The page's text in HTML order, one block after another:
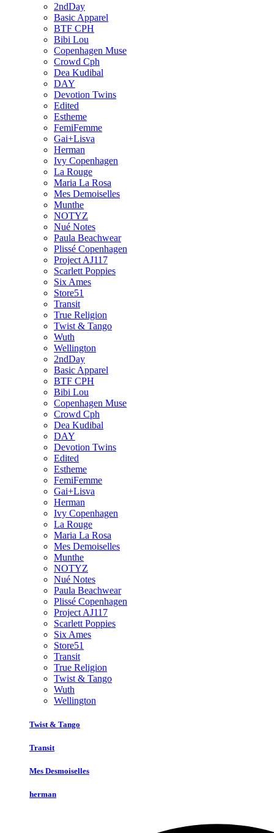
2ndDay
Basic Apparel
BTF CPH
Bibi Lou
Copenhagen Muse
Crowd Cph
Dea Kudibal
DAY
Devotion Twins
Edited
Estheme
FemiFemme
Gai+Lisva
Herman
Ivy Copenhagen
La Rouge
Maria La Rosa
Mes Demoiselles
Munthe
NOTYZ
Nué Notes
Paula Beachwear
Plissé Copenhagen
Project AJ117
Scarlett Poppies
Six Ames
Store51
Transit
True Religion
Twist & Tango
Wuth
Wellington
2ndDay
Basic Apparel
BTF CPH
Bibi Lou
Copenhagen Muse
Crowd Cph
Dea Kudibal
DAY
Devotion Twins
Edited
Estheme
FemiFemme
Gai+Lisva
Herman
Ivy Copenhagen
La Rouge
Maria La Rosa
Mes Demoiselles
Munthe
NOTYZ
Nué Notes
Paula Beachwear
Plissé Copenhagen
Project AJ117
Scarlett Poppies
Six Ames
Store51
Transit
True Religion
Twist & Tango
Wuth
Wellington
Twist & Tango
Transit
Mes Desmoiselles
herman